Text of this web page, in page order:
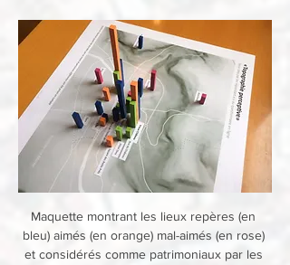
Maquette montrant les lieux repères (en
bleu) aimés (en orange) mal-aimés (en rose)
et considérés comme patrimoniaux par les